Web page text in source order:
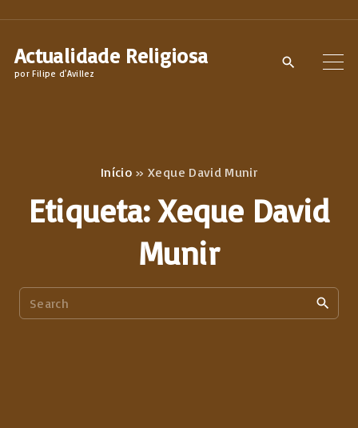
Actualidade Religiosa
por Filipe d'Avillez
Início»Xeque David Munir
Etiqueta:Xeque David
Munir
e